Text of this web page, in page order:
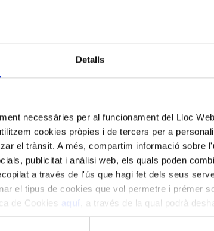
Detalls
necessàries per al funcionament del Lloc
cookies pròpies i de tercers per a
el trànsit. A més, compartim informació sobre
publicitat i anàlisi web, els quals poden
a través de l'ús que hagi fet dels seus
el tipus de cookies que vol permetre i prémer
de Cookies aquí
, a través de la qual podrà